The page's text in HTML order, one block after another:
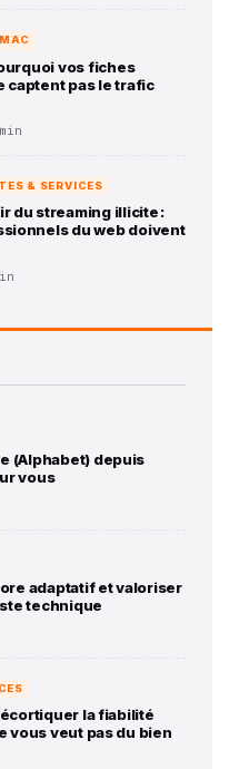
vos fiches
captent pas le trafic
& SERVICES
du streaming illicite :
du web doivent
(Alphabet) depuis
vous
adaptatif et valoriser
technique
la fiabilité
vous veut pas du bien